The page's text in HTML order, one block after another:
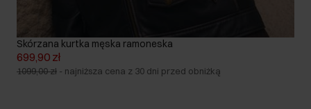
Skórzana kurtka męska ramoneska
699,90 zł
1099,00 zł - najniższa cena z 30 dni przed obniżką